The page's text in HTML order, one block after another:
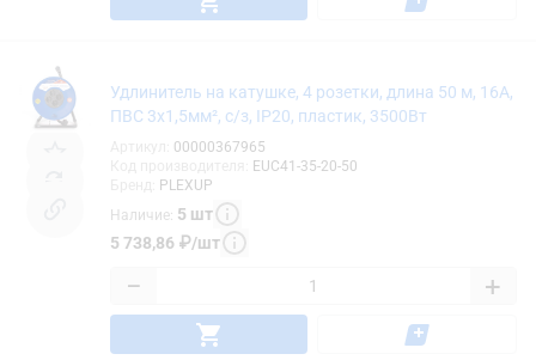
Удлинитель на катушке, 4 розетки, длина 50 м, 16А,
ПВС 3х1,5мм², с/з, IP20, пластик, 3500Вт
00000367965
EUC41-35-20-50
PLEXUP
Наличие: 5 шт
5 738,86 ₽/шт
− +